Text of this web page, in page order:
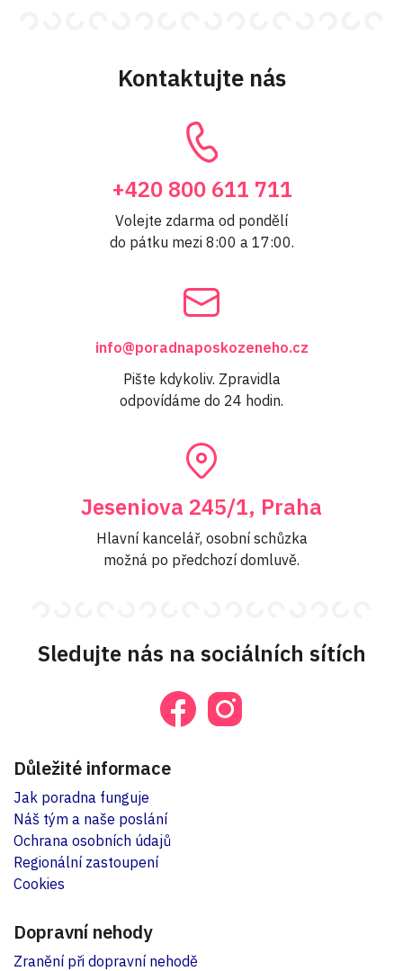
Kontaktujte nás
+420 800 611 711
Volejte zdarma od pondělí
do pátku mezi 8:00 a 17:00.
info@poradnaposkozeneho.cz
Pište kdykoliv. Zpravidla
odpovídáme do 24 hodin.
Jeseniova 245/1, Praha
Hlavní kancelář, osobní schůzka
možná po předchozí domluvě.
Sledujte nás na sociálních sítích
Důležité informace
Jak poradna funguje
Náš tým a naše poslání
Ochrana osobních údajů
Regionální zastoupení
Cookies
Dopravní nehody
Zranění při dopravní nehodě